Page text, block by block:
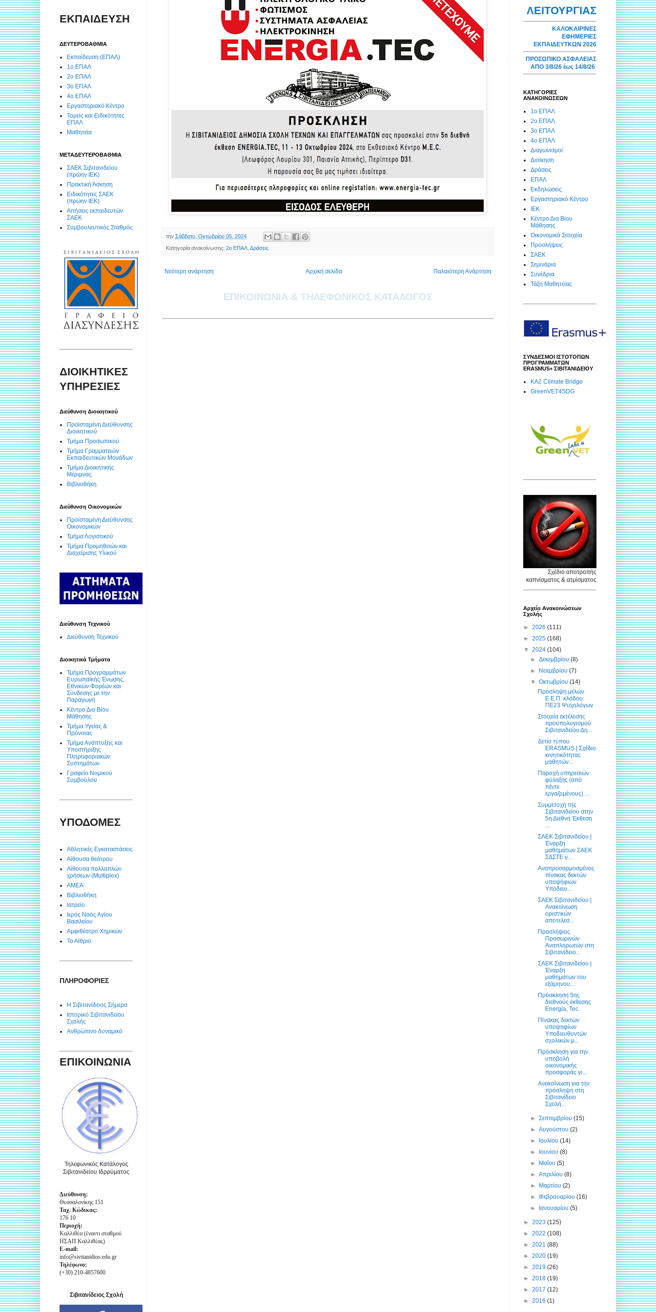
την Σάββατο, Οκτωβρίου 05, 2024
Κατηγορία ανακοίνωσης: 2ο ΕΠΑΛ Δράσεις
Νεότερη ανάρτηση Παλαιότερη Ανάρτηση
Αρχική σελίδα
ΕΠΙΚΟΙΝΩΝΙΑ & ΤΗΛΕΦΩΝΙΚΟΣ ΚΑΤΑΛΟΓΟΣ
ΕΚΠΑΙΔΕΥΣΗ
ΔΕΥΤΕΡΟΒΑΘΜΙΑ
Εκπαίδευση (ΕΠΑΛ)
1ο ΕΠΑΛ
2ο ΕΠΑΛ
3ο ΕΠΑΛ
4ο ΕΠΑΛ
Εργαστηριακό Κέντρο
Τομείς και Ειδικότητες
ΕΠΑΛ
Μαθητεία
ΜΕΤΑΔΕΥΤΕΡΟΒΑΘΜΙΑ
ΣΑΕΚ Σιβιτανιδείου
(πρώην ΙΕΚ)
Πρακτική Άσκηση
Ειδικότητες ΣΑΕΚ
(πρώην ΙΕΚ)
Αιτήσεις εκπαιδευτών
ΣΑΕΚ
Συμβουλευτικός Σταθμός
ΔΙΟΙΚΗΤΙΚΕΣ
ΥΠΗΡΕΣΙΕΣ
Διεύθυνση Διοικητικού
Προϊσταμένη Διεύθυνσης
Διοικητικού
Τμήμα Προσωπικού
Τμήμα Γραμματειών
Εκπαιδευτικών Μονάδων
Τμήμα Διοικητικής
Μέριμνας
Βιβλιοθήκη
Διεύθυνση Οικονομικών
Προϊσταμένη Διεύθυνσης
Οικονομικών
Τμήμα Λογιστικού
Τμήμα Προμηθειών και
Διαχείρισης Υλικού
Διεύθυνση Τεχνικού
Διεύθυνση Τεχνικού
Διοικητικά Τμήματα
Τμήμα Προγραμμάτων
Ευρωπαϊκής Ένωσης,
Εθνικών Φορέων και
Σύνδεσης με την
Παραγωγή
Κέντρο Δια Βίου
Μάθησης
Τμήμα Υγείας &
Πρόνοιας
Τμήμα Ανάπτυξης και
Υποστήριξης
Πληροφοριακών
Συστημάτων
Γραφείο Νομικού
Συμβούλου
ΥΠΟΔΟΜΕΣ
Αθλητικές Εγκαταστάσεις
Αίθουσα θεάτρου
Αίθουσα πολλαπλών
χρήσεων (Multiplex)
ΑΜΕΑ
Βιβλιοθήκη
Ιατρείο
Ιερός Ναός Αγίου
Βασιλείου
Αμφιθέατρο Χημικών
Το Αίθριο
ΠΛΗΡΟΦΟΡΙΕΣ
Η Σιβιτανίδειος Σήμερα
Ιστορικό Σιβιτανιδείου
Σχολής
Ανθρώπινο δυναμικό
ΕΠΙΚΟΙΝΩΝΙΑ
Τηλεφωνικός Κατάλογος
Σιβιτανιδείου Ιδρρύματος
Διεύθυνση:
Θεσσαλονίκης 151
Ταχ. Κώδικας:
176 10
Περιοχή:
Καλλιθέα (έναντι σταθμού
ΗΣΑΠ Καλλιθέας)
E-mail:
info@sivitanidios.edu.gr
Τηλέφωνο:
(+30) 210-4857600
Σιβιτανίδειος Σχολή
ΛΕΙΤΟΥΡΓΙΑΣ
ΚΑΛΟΚΑΙΡΙΝΕΣ
ΕΦΗΜΕΡΙΕΣ
ΕΚΠΑΙΔΕΥΤΚΩΝ 2026
ΠΡΟΣΩΠΙΚΟ ΑΣΦΑΛΕΙΑΣ
ΑΠΟ 3/8/26 έως 14/8/26
ΚΑΤΗΓΟΡΙΕΣ
ΑΝΑΚΟΙΝΩΣΕΩΝ
1ο ΕΠΑΛ
2ο ΕΠΑΛ
3ο ΕΠΑΛ
4ο ΕΠΑΛ
Διαγωνισμοί
Διοίκηση
Δράσεις
ΕΠΑΛ
Εκδηλώσεις
Εργαστηριακό Κέντρο
ΙΕΚ
Κέντρο Δια Βίου
Μάθησης
Οικονομικά Στοιχεία
Προσλήψεις
ΣΑΕΚ
Σεμινάρια
Συνέδρια
Τάξη Μαθητείας
ΣΥΝΔΕΣΜΟΙ ΙΣΤΟΤΟΠΩΝ
ΠΡΟΓΡΑΜΜΑΤΩΝ
ERASMUS+ ΣΙΒΙΤΑΝΙΔΕΙΟΥ
KA2 Climate Bridge
GreenVET4SDG
Σχέδιο αποτροπής
καπνίσματος & ατμίσματος
Αρχείο Ανακοινώσεων
Σχολής
► 2026 (111)
► 2025 (168)
▼ 2024 (104)
►Δεκεμβρίου(8)
► Νοεμβρίου(7)
▼Οκτωβρίου(14)
Πρόσληψη μελών
Ε.Ε.Π. κλάδου
ΠΕ23 Ψυχολόγων
Στοιχεία εκτέλεσης
προϋπολογισμού
Σιβιτανιδείου Δη...
Δετίο τύπου
ERASMUS | Σχέδιο
κινητικότητας
μαθητών...
Παροχή υπηρεσιών
φύλαξης (από
πέντε
εργαζομένους) ...
Συμμετοχή της
Σιβιτανιδείου στην
5η Διεθνή Έκθεση
ΣΑΕΚ Σιβιτανιδείου |
Έναρξη
μαθημάτων ΣΑΕΚ
ΣΔΣΤΕ γ...
Αναπροσαρμοσμένος
πίνακας δεκτών
υποψήφιων
Υποδιευ...
ΣΑΕΚ Σιβιτανιδείου |
Ανακοίνωση
οριστικών
αποτελεσ...
Προσλήψεις
Προσωρινών
Αναπληρωτών στη
Σιβιτανίδειο...
ΣΑΕΚ Σιβιτανιδείου |
Έναρξη
μαθημάτων του
εξάμηνου...
Πρόσκληση 5ης
διεθνούς έκθεσης
Energia, Tec
Πίνακας δεκτών
υποψηφίων
Υποδιευθυντών
σχολικών μ...
Πρόσκληση για την
υποβολή
οικονομικής
προσφοράς γι...
Ανακοίνωση για την
πρόσληψη στη
Σιβιτανίδειο
Σχολή...
►Σεπτεμβρίου(15)
►Αυγούστου(2)
► Ιουλίου(14)
► Ιουνίου(8)
► Μαΐου(5)
►Απριλίου(8)
► Μαρτίου(2)
►Φεβρουαρίου(16)
► Ιανουαρίου(5)
► 2023 (125)
► 2022 (108)
► 2021 (88)
► 2020 (19)
► 2019 (26)
► 2018 (19)
► 2017 (12)
► 2016 (1)